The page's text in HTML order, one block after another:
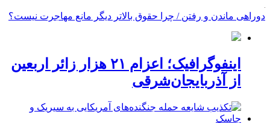
دوراهی ماندن و رفتن / چرا حقوق بالاتر دیگر مانع مهاجرت نیست؟
اینفوگرافیک؛ اعزام ۲۱ هزار زائر اربعین
از آذربایجان‌شرقی